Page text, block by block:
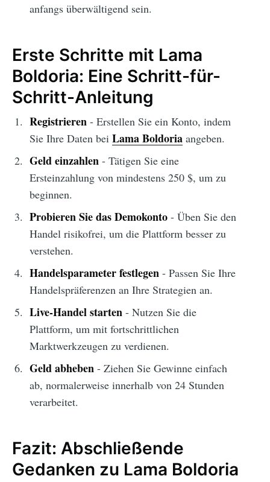
anfangs überwältigend sein.
Erste Schritte mit Lama
Boldoria: Eine Schritt-für-
Schritt-Anleitung
Registrieren- Erstellen Sie ein Konto, indem
Sie Ihre Daten bei Lama Boldoriaangeben.
Geld einzahlen- Tätigen Sie eine
Ersteinzahlung von mindestens 250 $, um zu
beginnen.
Probieren Sie das Demokonto- Üben Sie den
Handel risikofrei, um die Plattform besser zu
verstehen.
Handelsparameter festlegen- Passen Sie Ihre
Handelspräferenzen an Ihre Strategien an.
Live-Handel starten- Nutzen Sie die
Plattform, um mit fortschrittlichen
Marktwerkzeugen zu verdienen.
Geld abheben- Ziehen Sie Gewinne einfach
ab, normalerweise innerhalb von 24 Stunden
verarbeitet.
Fazit: Abschließende
Gedanken zu Lama Boldoria